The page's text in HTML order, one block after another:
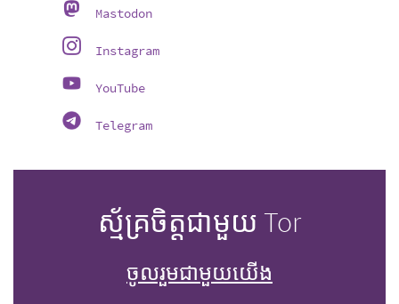
Mastodon
Instagram
YouTube
Telegram
ស្ម័គ្រចិត្តជាមួយ Tor
ចូលរួមជាមួយយើង